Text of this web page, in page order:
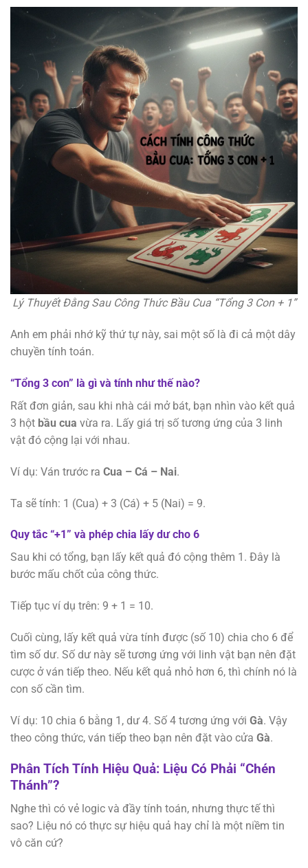
Lý Thuyết Đằng Sau Công Thức Bầu Cua “Tổng 3 Con + 1”
Anh em phải nhớ kỹ thứ tự này, sai một số là đi cả một dây
chuyền tính toán.
“Tổng 3 con” là gì và tính như thế nào?
Rất đơn giản, sau khi nhà cái mở bát, bạn nhìn vào kết quả
3 hột bầu cua vừa ra. Lấy giá trị số tương ứng của 3 linh
vật đó cộng lại với nhau.
Ví dụ: Ván trước ra Cua – Cá – Nai.
Ta sẽ tính: 1 (Cua) + 3 (Cá) + 5 (Nai) = 9.
Quy tắc “+1” và phép chia lấy dư cho 6
Sau khi có tổng, bạn lấy kết quả đó cộng thêm 1. Đây là
bước mấu chốt của công thức.
Tiếp tục ví dụ trên: 9 + 1 = 10.
Cuối cùng, lấy kết quả vừa tính được (số 10) chia cho 6 để
tìm số dư. Số dư này sẽ tương ứng với linh vật bạn nên đặt
cược ở ván tiếp theo. Nếu kết quả nhỏ hơn 6, thì chính nó là
con số cần tìm.
Ví dụ: 10 chia 6 bằng 1, dư 4. Số 4 tương ứng với Gà. Vậy
theo công thức, ván tiếp theo bạn nên đặt vào cửa Gà.
Phân Tích Tính Hiệu Quả: Liệu Có Phải “Chén
Thánh”?
Nghe thì có vẻ logic và đầy tính toán, nhưng thực tế thì
sao? Liệu nó có thực sự hiệu quả hay chỉ là một niềm tin
vô căn cứ?